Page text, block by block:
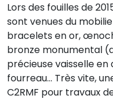
Lors des fouilles de
sont venues du
bracelets en or,
bronze monumental
précieuse vaisselle
fourreau… Très vite,
C2RMF pour travaux